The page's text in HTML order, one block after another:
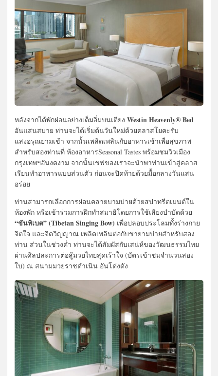
หลังจากได้พักผ่อนอย่างเต็มอิ่มบนเตียง Westin Heavenly® Bed
อันแสนสบาย ท่านจะได้เริ่มต้นวันใหม่ด้วยคลาสโยคะรับ
แสงอรุณยามเช้า จากนั้นเพลิดเพลินกับอาหารเช้าเพื่อสุขภาพ
สำหรับสองท่านที่ ห้องอาหารSeasonal Tastes พร้อมชมวิวเมือง
กรุงเทพฯอันงดงาม จากนั้นเชฟของเราจะนำพาท่านเข้าสู่คลาส
เรียนทำอาหารแบบส่วนตัว ก่อนจะปิดท้ายด้วยมื้อกลางวันแสน
อร่อย
ท่านสามารถเลือกการผ่อนคลายบามบ่ายด้วยสปาทรีตเมนต์ใน
ห้องพัก หรือเข้าร่วมการฝึกทำสมาธิโดยการใช้เสียงบำบัดด้วย
“ขันทิเบต” (Tibetan Singing Bow) เพื่อปลอบประโลมทั้งร่างกาย
จิตใจ และจิตวิญญาณ เพลิดเพลินต่อกับชายามบ่ายสำหรับสอง
ท่าน ส่วนในช่วงค่ำ ท่านจะได้สัมผัสกับเสน่ห์ของวัฒนธรรมไทย
ผ่านศิลปละการต่อสู้มวยไทยสุดเร้าใจ (บัตรเข้าชมจำนวนสอง
ใบ) ณ สนามมวยราชดำเนิน อันโด่งดัง